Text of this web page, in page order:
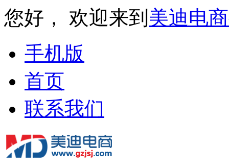
您好， 欢迎来到 美迪电
手机版
首页
联系我们